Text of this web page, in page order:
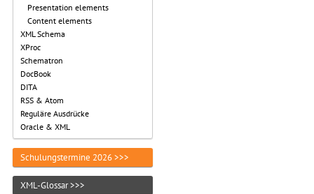
Presentation elements
Content elements
XML Schema
XProc
Schematron
DocBook
DITA
RSS & Atom
Reguläre Ausdrücke
Oracle & XML
Schulungstermine 2026 >>>
XML-Glossar >>>